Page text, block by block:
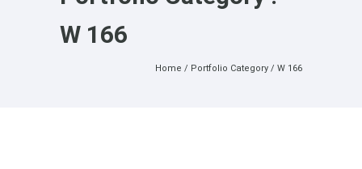
W 166
Home / Portfolio Category / W 166